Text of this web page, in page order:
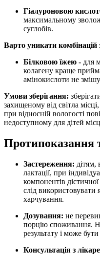
Гіалуроновою
максимальному
суглобів.
Варто уникати комбінацій
Білковою їжею - для
колагену краще
амінокислоти не
Умови зберігання:
захищеному від світла
при відносній вологості
недоступному для дітей
Протипоказання
Застереження: дітям,
лактації, при
компонентів
слід використовувати
харчування.
Дозування: не
порцію споживання.
результату і може
Консультація з